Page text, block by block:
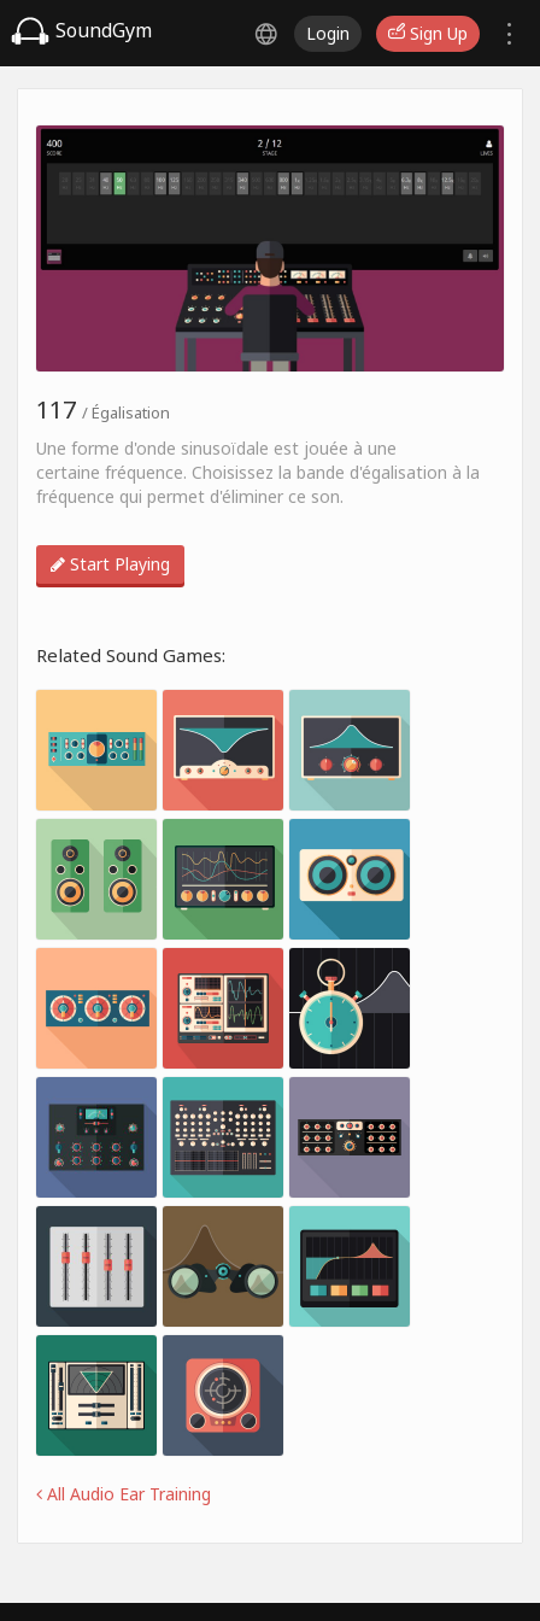
SoundGym Login Sign Up
117 / Égalisation
Une forme d'onde sinusoïdale est jouée à une
certaine fréquence. Choisissez la bande d'égalisation à la
fréquence qui permet d'éliminer ce son.
Start Playing
Related Sound Games:
All Audio Ear Training